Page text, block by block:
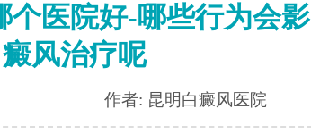
个医院好-哪些行为会影
风治疗呢
作者: 昆明白癜风医院